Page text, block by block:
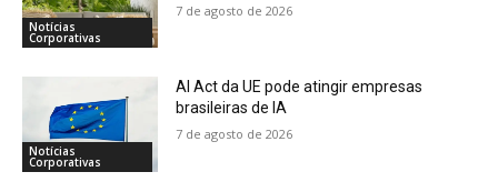
Notícias
Corporativas
7 de agosto de 2026
Notícias
Corporativas
AI Act da UE pode atingir empresas
brasileiras de IA
7 de agosto de 2026